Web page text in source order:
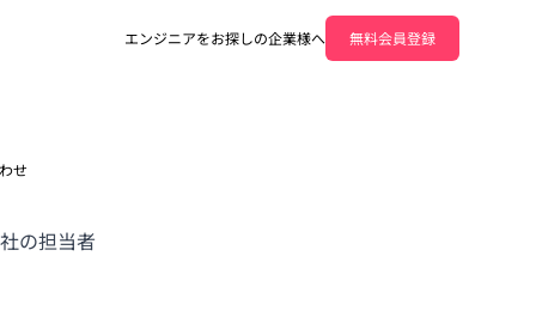
エンジニアをお探しの企業様へ 無料会員登録
せ
の担当者